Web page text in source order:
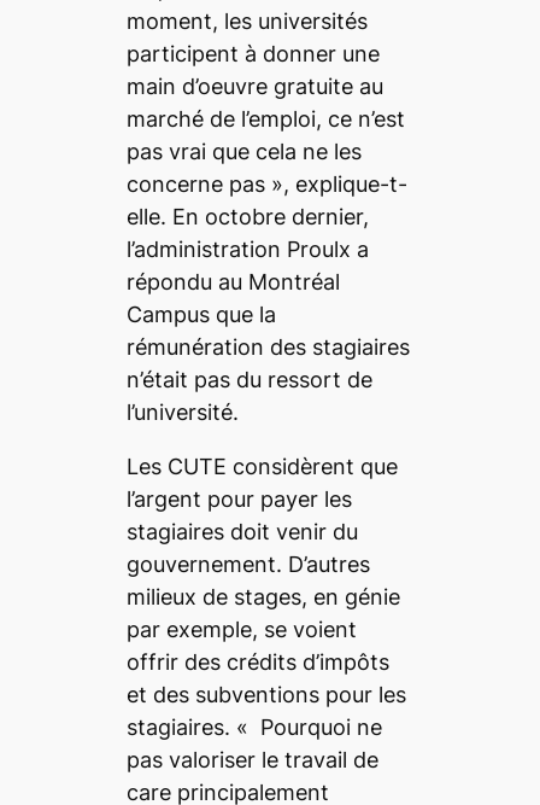
moment, les universités
participent à donner une
main d’oeuvre gratuite au
marché de l’emploi, ce n’est
pas vrai que cela ne les
concerne pas », explique-t-
elle. En octobre dernier,
l’administration Proulx a
répondu au Montréal
Campusque la
rémunération des stagiaires
n’était pas du ressort de
l’université.
Les CUTE considèrent que
l’argent pour payer les
stagiaires doit venir du
gouvernement. D’autres
milieux de stages, en génie
par exemple, se voient
offrir des crédits d’impôts
et des subventions pour les
stagiaires. « Pourquoi ne
pas valoriser le travail de
careprincipalement